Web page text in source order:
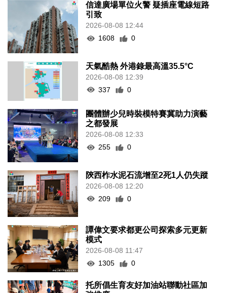
信達廣場單位火警 疑插座電線短路
引致
2026-08-08 12:44
1608
0
天氣酷熱 外港錄最高溫35.5°C
2026-08-08 12:39
337
0
團體辦少兒時裝模特賽冀助力演藝
之都發展
2026-08-08 12:33
255
0
陝西柞水泥石流增至2死1人仍失蹤
2026-08-08 12:20
209
0
譚偉文要求都更公司探索多元更新
模式
2026-08-08 11:47
1305
0
托所倡生育友好加油站聯動社區加